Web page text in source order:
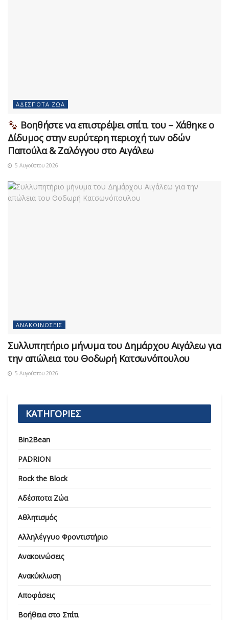
ΑΔΈΣΠΟΤΑ ΖΏΑ
Βοηθήστε να επιστρέψει σπίτι του – Χάθηκε ο
Δίδυμος στην ευρύτερη περιοχή των οδών
Παπούλα & Ζαλόγγου στο Αιγάλεω
5 Αυγούστου 2026
ΑΝΑΚΟΙΝΏΣΕΙΣ
Συλλυπητήριο μήνυμα του Δημάρχου Αιγάλεω για
την απώλεια του Θοδωρή Κατσωνόπουλου
5 Αυγούστου 2026
ΚΑΤΗΓΟΡΙΕΣ
Bin2Bean
PADRION
Rock the Block
Αδέσποτα Ζώα
Αθλητισμός
Αλληλέγγυο Φροντιστήριο
Ανακοινώσεις
Ανακύκλωση
Αποφάσεις
Βοήθεια στο Σπίτι